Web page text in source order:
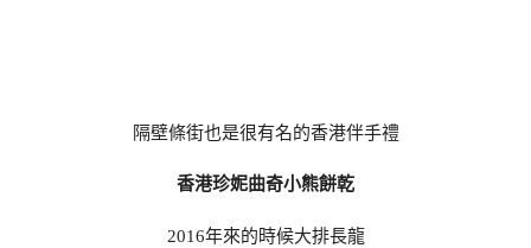
隔壁條街也是很有名的香港伴手禮
香港珍妮曲奇小熊餅乾
2016年來的時候大排長龍